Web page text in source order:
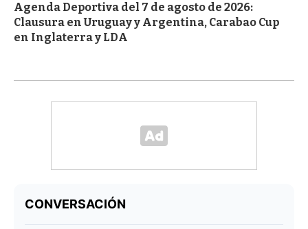
Agenda Deportiva del 7 de agosto de 2026:
Clausura en Uruguay y Argentina, Carabao Cup
en Inglaterra y LDA